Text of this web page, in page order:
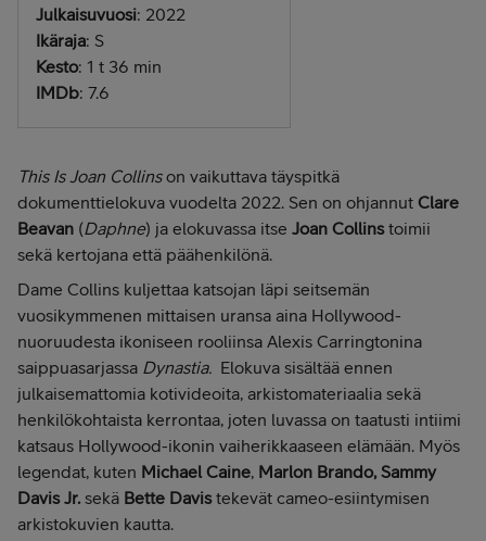
Julkaisuvuosi: 2022
Ikäraja: S
Kesto: 1 t 36 min
IMDb: 7.6
This Is Joan Collinson vaikuttava täyspitkä
dokumenttielokuva vuodelta 2022. Sen on ohjannut Clare
Beavan (Daphne) ja elokuvassa itse Joan Collinstoimii
sekä kertojana että päähenkilönä.
Dame Collins kuljettaa katsojan läpi seitsemän
vuosikymmenen mittaisen uransa aina Hollywood-
nuoruudesta ikoniseen rooliinsa Alexis Carringtonina
saippuasarjassa Dynastia. Elokuva sisältää ennen
julkaisemattomia kotivideoita, arkistomateriaalia sekä
henkilökohtaista kerrontaa, joten luvassa on taatusti intiimi
katsaus Hollywood-ikonin vaiherikkaaseen elämään. Myös
legendat, kuten Michael Caine, Marlon Brando, Sammy
Davis Jr. sekä Bette Davistekevät cameo-esiintymisen
arkistokuvien kautta.